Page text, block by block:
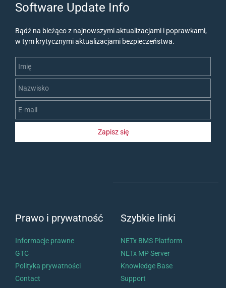
​Software Update Info
Bądź na bieżąco z najnowszymi aktualizacjami i poprawkami,
w tym krytycznymi aktualizacjami bezpieczeństwa.
Zapisz się
Prawo i prywatność
Informacje prawne
GTC
Polityka prywatności
Contact
Szybkie linki
NETx BMS Platform
NETx MP Server
Knowledge Base
Support